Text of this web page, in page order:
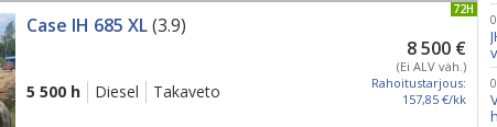
PÄIVITETTY 72H
Case IH 685 XL(3.9)
8 500 €
(Ei ALV väh.)
Rahoitustarjous:
157,85 €/kk
5 500 h Diesel Takaveto